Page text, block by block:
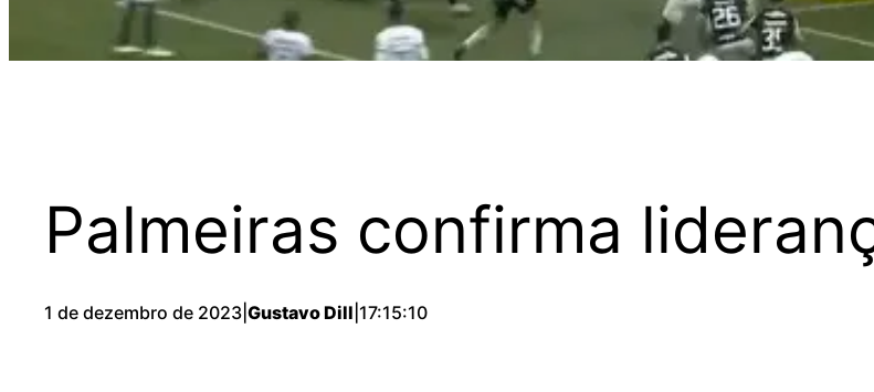
Palmeiras confirma
1 de dezembro de 2023 Gustavo Dill 17:15:10